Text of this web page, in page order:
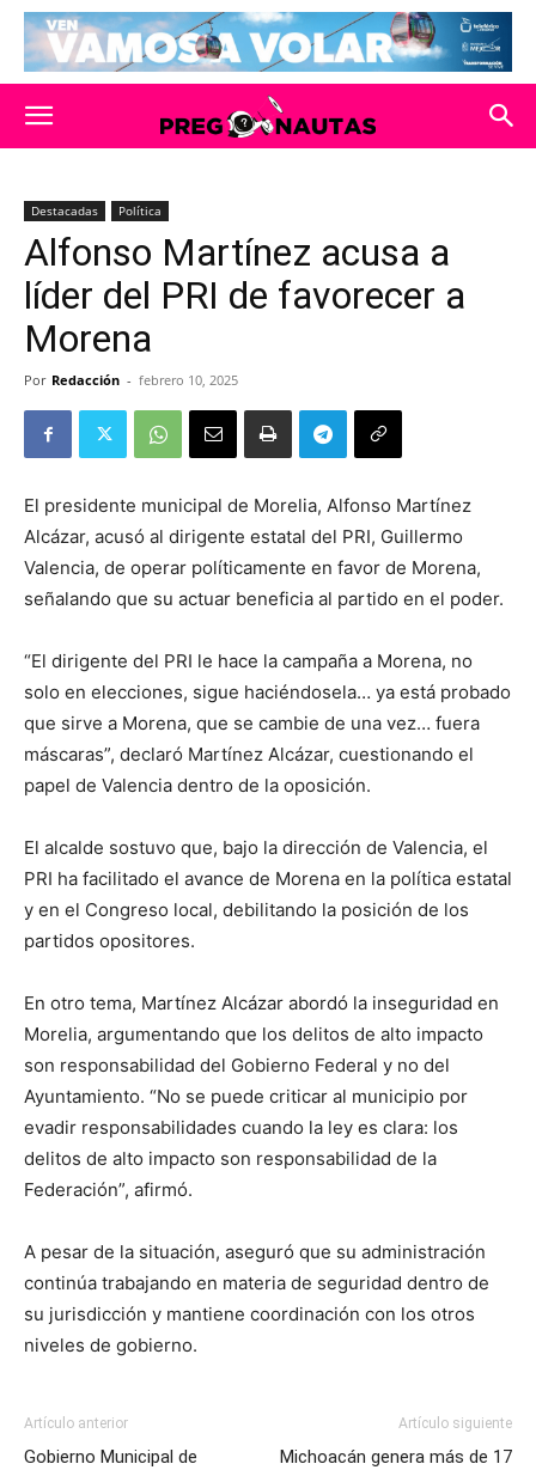
Destacadas Política
Alfonso Martínez acusa a
líder del PRI de favorecer a
Morena
Por Redacción - febrero 10, 2025
El presidente municipal de Morelia, Alfonso Martínez
Alcázar, acusó al dirigente estatal del PRI, Guillermo
Valencia, de operar políticamente en favor de Morena,
señalando que su actuar beneficia al partido en el poder.
“El dirigente del PRI le hace la campaña a Morena, no
solo en elecciones, sigue haciéndosela… ya está probado
que sirve a Morena, que se cambie de una vez… fuera
máscaras”, declaró Martínez Alcázar, cuestionando el
papel de Valencia dentro de la oposición.
El alcalde sostuvo que, bajo la dirección de Valencia, el
PRI ha facilitado el avance de Morena en la política estatal
y en el Congreso local, debilitando la posición de los
partidos opositores.
En otro tema, Martínez Alcázar abordó la inseguridad en
Morelia, argumentando que los delitos de alto impacto
son responsabilidad del Gobierno Federal y no del
Ayuntamiento. “No se puede criticar al municipio por
evadir responsabilidades cuando la ley es clara: los
delitos de alto impacto son responsabilidad de la
Federación”, afirmó.
A pesar de la situación, aseguró que su administración
continúa trabajando en materia de seguridad dentro de
su jurisdicción y mantiene coordinación con los otros
niveles de gobierno.
Artículo anterior
Gobierno Municipal de
Artículo siguiente
Michoacán genera más de 17